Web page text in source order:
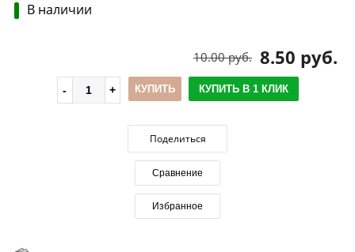
В наличии
8.50 руб.
10.00 руб.
КУПИТЬ КУПИТЬ В 1 КЛИК
Поделиться
Сравнение
Избранное